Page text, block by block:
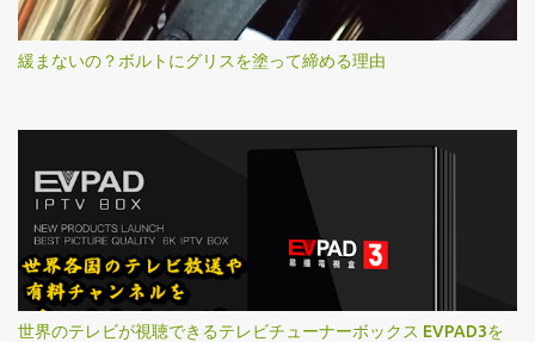
緩まないの？ボルトにグリスを塗って締める理由
世界のテレビが視聴できるテレビチューナーボックス EVPAD3を